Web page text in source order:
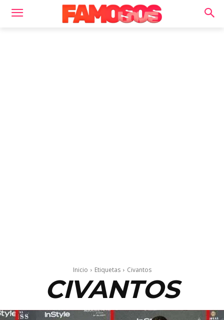
Inicio Etiquetas Civantos
CIVANTOS